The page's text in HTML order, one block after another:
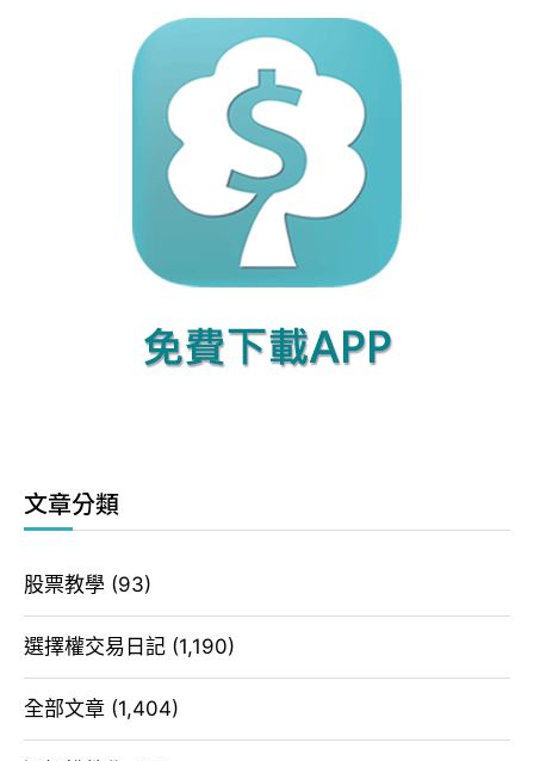
文章分類
股票教學 (93)
選擇權交易日記 (1,190)
全部文章 (1,404)